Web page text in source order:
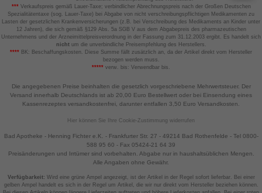
***Verkaufspreis gemäß Lauer-Taxe; verbindlicher Abrechnungspreis nach der Großen Deutschen
Spezialitätentaxe (sog. Lauer-Taxe) bei Abgabe von nicht verschreibungspflichtigen Medikamenten zu
Lasten der gesetzlichen Krankenversicherungen (z.B. bei Verschreibung des Medikaments an Kinder unter
12 Jahren), die sich gemäß §129 Abs. 5a SGB V aus dem Abgabepreis des pharmazeutischen
Unternehmens und der Arzneimittelpreisverordnung in der Fassung zum 31.12.2003 ergibt. Es handelt sich
nichtum die unverbindliche Preisempfehlung des Herstellers.
**** BK: Beschaffungskosten. Diese Summe fällt zusätzlich an, da der Artikel direkt vom Hersteller
bezogen werden muss.
***** verw. bis: Verwendbar bis.
Die angegebenen Preise beinhalten die gesetzlich vorgeschriebene Mehrwertsteuer. Der
Versand innerhalb Deutschlands ist ab 20,00 Euro Bestellwert oder bei Einsendung eines
Kassenrezeptes versandkostenfrei, darunter entfallen 3,50 Euro Versandkosten.
Hier können Sie Ihre Cookie-Zustimmung widerrufen
Bad Apotheke - Henning Fichter e.K. - Frankfurter Str. 27 - 49214 Bad Rothenfelde - Tel 0800-
588 95 60 - Fax 05424-21 64 39
Preisänderungen und Irrtümer sind vorbehalten. Abgabe nur in haushaltsüblichen Mengen.
Alle Angaben ohne Gewähr.
Verfügbarkeit: Wird eine grüne Ampel angezeigt, ist der Artikel in der Regel sofort lieferbar. Bei einer
gelben Ampel handelt es sich in der Regel um Artikel, die wir nur direkt vom Hersteller beziehen können.